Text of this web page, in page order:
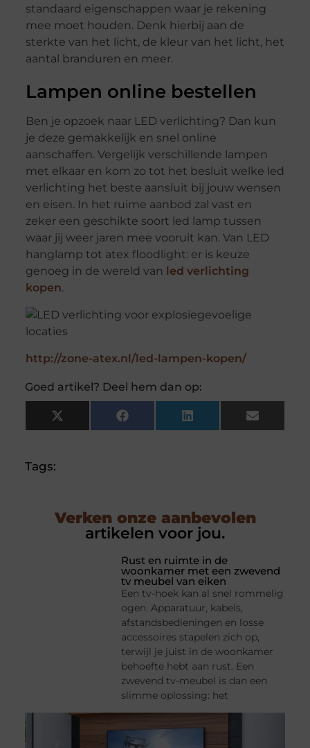
standaard eigenschappen waar je rekening
mee moet houden. Denk hierbij aan de
sterkte van het licht, de kleur van het licht, het
aantal branduren en meer.
Lampen online bestellen
Ben je opzoek naar LED verlichting? Dan kun
je deze gemakkelijk en snel online
aanschaffen. Vergelijk verschillende lampen
met elkaar en kom zo tot het besluit welke led
verlichting het beste aansluit bij jouw wensen
en eisen. In het ruime aanbod zal vast en
zeker een geschikte soort led lamp tussen
waar jij weer jaren mee vooruit kan. Van LED
hanglamp tot atex floodlight: er is keuze
genoeg in de wereld van
led verlichting
kopen.
http://zone-atex.nl/led-lampen-kopen/
Goed artikel? Deel hem dan op:
X
(Twitter)
Facebook LinkedIn Email
Tags:
Verken onze aanbevolen
artikelen voor jou.
Rust en ruimte in de
woonkamer met een zwevend
tv meubel van eiken
Een tv-hoek kan al snel rommelig
ogen. Apparatuur, kabels,
afstandsbedieningen en losse
accessoires stapelen zich op,
terwijl je juist in de woonkamer
behoefte hebt aan rust. Een
zwevend tv-meubel is dan een
slimme oplossing: het